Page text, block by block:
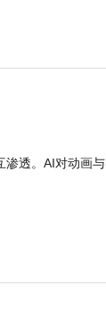
渗透。AI对动画